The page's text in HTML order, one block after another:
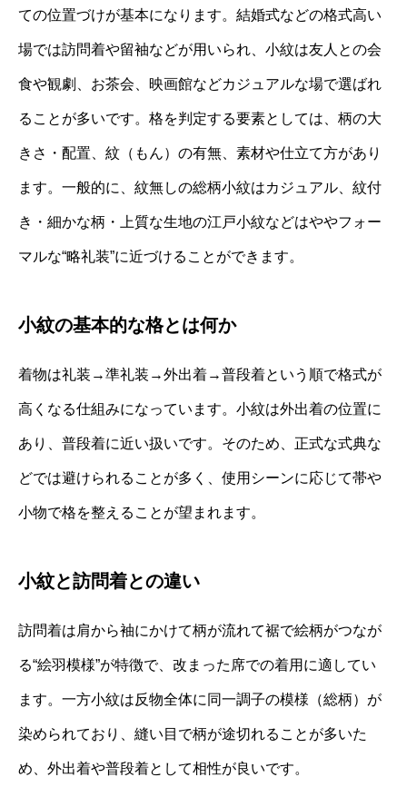
ての位置づけが基本になります。結婚式などの格式高い
場では訪問着や留袖などが用いられ、小紋は友人との会
食や観劇、お茶会、映画館などカジュアルな場で選ばれ
ることが多いです。格を判定する要素としては、柄の大
きさ・配置、紋（もん）の有無、素材や仕立て方があり
ます。一般的に、紋無しの総柄小紋はカジュアル、紋付
き・細かな柄・上質な生地の江戸小紋などはややフォー
マルな“略礼装”に近づけることができます。
小紋の基本的な格とは何か
着物は礼装→準礼装→外出着→普段着という順で格式が
高くなる仕組みになっています。小紋は外出着の位置に
あり、普段着に近い扱いです。そのため、正式な式典な
どでは避けられることが多く、使用シーンに応じて帯や
小物で格を整えることが望まれます。
小紋と訪問着との違い
訪問着は肩から袖にかけて柄が流れて裾で絵柄がつなが
る“絵羽模様”が特徴で、改まった席での着用に適してい
ます。一方小紋は反物全体に同一調子の模様（総柄）が
染められており、縫い目で柄が途切れることが多いた
め、外出着や普段着として相性が良いです。